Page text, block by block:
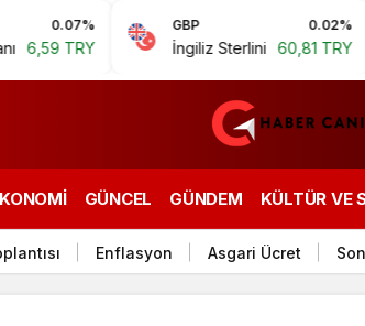
İngiliz Sterlini 60,81 TRY
GÜNCEL GÜNDEM KÜLTÜR VE
Enflasyon Asgari Ücret